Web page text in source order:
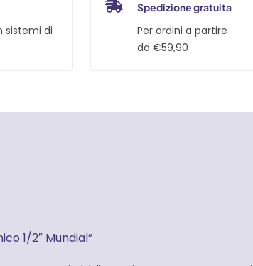
sistemi di
Spedizione gratuita
Per ordini a partire
da €59,90
1/2″ Mundial”